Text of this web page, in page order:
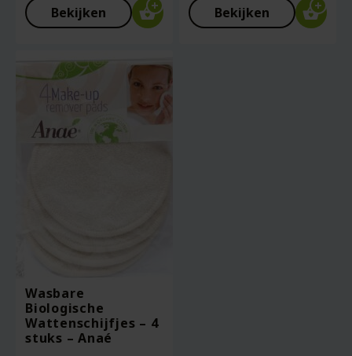
Bekijken
Bekijken
Wasbare
Biologische
Wattenschijfjes – 4
stuks – Anaé